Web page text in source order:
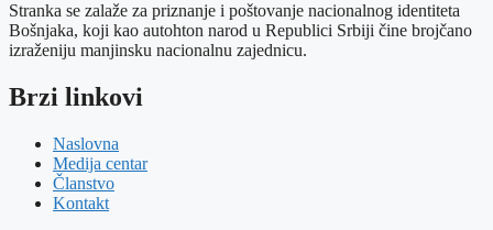
Stranka se zalaže za priznanje i poštovanje nacionalnog identiteta
Bošnjaka, koji kao autohton narod u Republici Srbiji čine brojčano
izraženiju manjinsku nacionalnu zajednicu.
Brzi linkovi
Naslovna
Medija centar
Članstvo
Kontakt